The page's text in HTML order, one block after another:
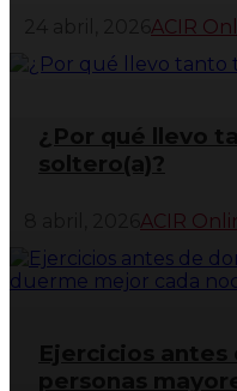
ACIR
¿Por qué llevo
soltero(a)?
ACIR